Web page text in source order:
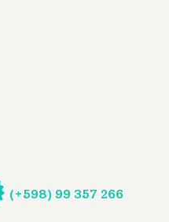
(+598) 99 357 266